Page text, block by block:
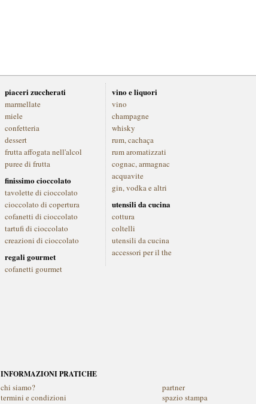
piaceri zuccherati
marmellate
miele
confetteria
dessert
frutta affogata nell'alcol
puree di frutta
finissimo cioccolato
tavolette di cioccolato
cioccolato di copertura
cofanetti di cioccolato
tartufi di cioccolato
creazioni di cioccolato
regali gourmet
cofanetti gourmet
vino e liquori
vino
champagne
whisky
rum, cachaça
rum aromatizzati
cognac, armagnac
acquavite
gin, vodka e altri
utensili da cucina
cottura
coltelli
utensili da cucina
accessori per il the
INFORMAZIONI PRATICHE
chi siamo?
termini e condizioni
partner
spazio stampa